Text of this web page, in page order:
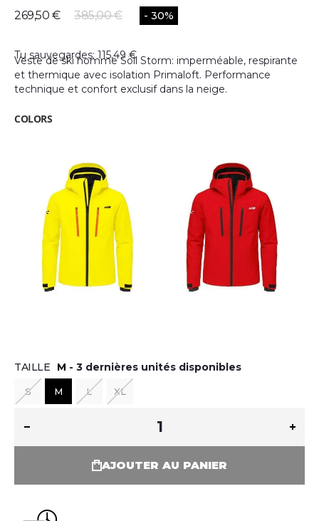
images
269,50 €
Tu sauvegardes: 115,49 €
385,00 € - 30%
Veste de ski homme Söll Storm: imperméable, respirante
et thermique avec isolation Primaloft. Performance
technique et confort exclusif dans la neige.
COLORS
TAILLE M 3 dernières unités disponibles
S M L XL
AJOUTER AU PANIER